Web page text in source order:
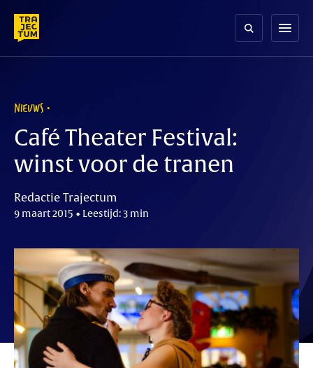
content
menu
NIEUWS
Café Theater Festival:
winst voor de tranen
Redactie Trajectum
9 maart 2015 • Leestijd: 3 min